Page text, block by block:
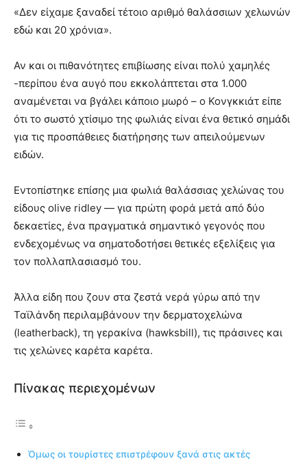
«Δεν είχαμε ξαναδεί τέτοιο αριθμό θαλάσσιων χελωνών
εδώ και 20 χρόνια».
Αν και οι πιθανότητες επιβίωσης είναι πολύ χαμηλές
-περίπου ένα αυγό που εκκολάπτεται στα 1.000
αναμένεται να βγάλει κάποιο μωρό – ο Κονγκκιάτ είπε
ότι το σωστό χτίσιμο της φωλιάς είναι ένα θετικό σημάδι
για τις προσπάθειες διατήρησης των απειλούμενων
ειδών.
Εντοπίστηκε επίσης μια φωλιά θαλάσσιας χελώνας του
είδους olive ridley — για πρώτη φορά μετά από δύο
δεκαετίες, ένα πραγματικά σημαντικό γεγονός που
ενδεχομένως να σηματοδοτήσει θετικές εξελίξεις για
τον πολλαπλασιασμό του.
Άλλα είδη που ζουν στα ζεστά νερά γύρω από την
Ταϊλάνδη περιλαμβάνουν την δερματοχελώνα
(leatherback), τη γερακίνα (hawksbill), τις πράσινες και
τις χελώνες καρέτα καρέτα.
Πίνακας περιεχομένων
Όμως οι τουρίστες επιστρέφουν ξανά στις ακτές